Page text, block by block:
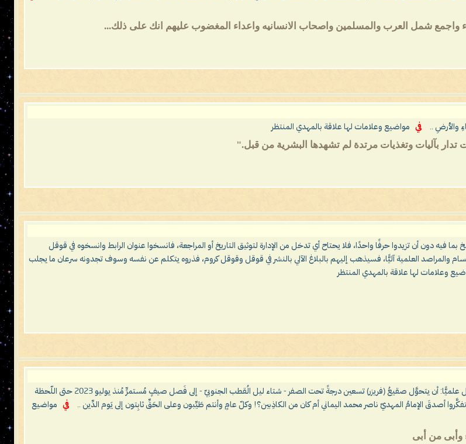
واجمع شمل العرب والمسلمين واصحاب الانسانيه واعداء المغضوب عليهم انك على ذلك...
والأرضِ .. في مواضيع وعلامات لها علاقة بالمهدي المنتظر
تدار بآليات وتغذيات مرتدة لم تشهدها البشرية من قبل."
بما فيه دون أن تزيدوا حرفًا واحدًا، فلا يحتاح أي تدخل من الإدارة لتوثيق التاريخ أو المراجعة، فانسخوا عنوان الرابط وانسخوه في قوقل
والمراصد العلمية آليًّا، فسيذهب إليهم بالبلاغ الآلي بالنشر في قوقل وقوقل كروم، فذروه يتكلم عن نفسه وسوف تجدونه سرعان ما يجلب
وعلامات لها علاقة بالمهدي المنتظر
يا معشَر البشَر، لقد انقضت ثلاث حِجَجٍ منذ إعلان حَدَث المُستَحيل علميًّا: أن يتحوَّل صقيعُ (فريزر) تسعين درجةً تحت الصفر - شتاء ليل الُقطب الجنوبيّ - إلى فَصل صيفٍ مُستمرٍّ مُنذ يوليو 2023 حتى اللّحظة
في
مواضيع
وأبى من أبى